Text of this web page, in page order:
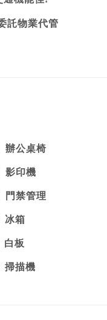
託物業代管
辦公桌椅
影印機
門禁管理
冰箱
白板
掃描機